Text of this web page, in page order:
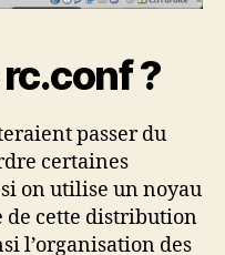
?
passer du
certaines
on utilise un noyau
de cette distribution
l’organisation des